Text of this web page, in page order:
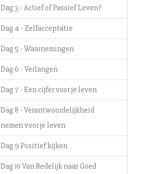
Dag 3 - Actief of Passief Leven?
Dag 4 - Zelfacceptatie
Dag 5 - Waarnemingen
Dag 6 - Verlangen
Dag 7 - Een cijfer voor je leven
Dag 8 - Verantwoordelijkheid
nemen voor je leven
Dag 9 Positief kijken
Dag 10 Van Redelijk naar Goed